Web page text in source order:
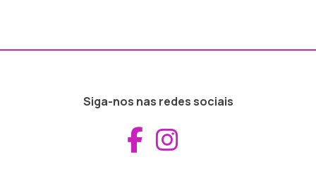
Siga-nos nas redes sociais
Aceder ao